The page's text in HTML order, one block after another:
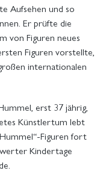
Aufsehen und so
Er prüfte die
von Figuren neues
Figuren vorstellte,
internationalen
erst 37 jährig,
Künstlertum lebt
Figuren fort
Kindertage